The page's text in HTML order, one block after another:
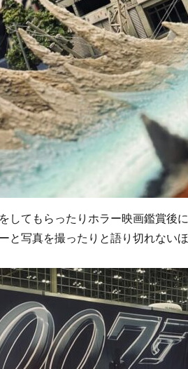
してもらったりホラー映画鑑賞後
と写真を撮ったりと語り切れない